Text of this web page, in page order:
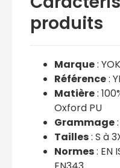
produits
Marque:
Référence:
Matière:
Oxford PU
Grammage
Tailles: S à
Normes: EN